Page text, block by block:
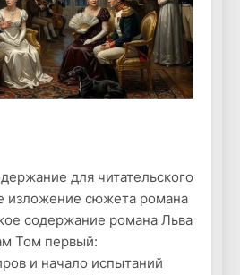
для читательского
изложение сюжета романа
содержание романа Льва
Том первый:
и начало испытаний